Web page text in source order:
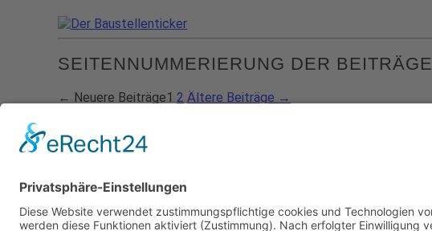
SEITENNUMMERIERUNG DER BEITRÄGE
← Neuere Beiträge1 2 Ältere Beiträge →
Outlet Center Selb
95100 Selb